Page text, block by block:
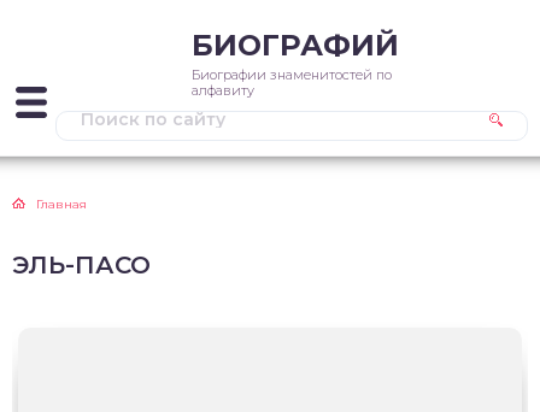
БИОГРАФИЙ
Биографии знаменитостей по
алфавиту
Главная
ЭЛЬ-ПАСО